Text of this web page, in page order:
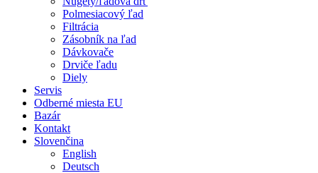
Polmesiacový ľad
Filtrácia
Zásobník na ľad
Dávkovače
Drviče ľadu
Diely
Servis
Odberné miesta EU
Bazár
Kontakt
Slovenčina
English
Deutsch